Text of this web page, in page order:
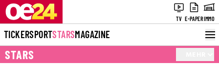
TV E-PAPERIMMO
TICKERSPORTSTARSMAGAZINE
STARS